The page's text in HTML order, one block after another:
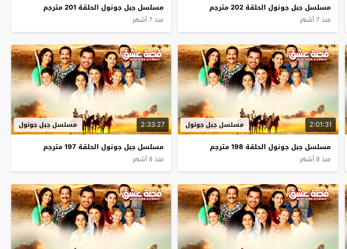
مسلسل جبل جونول الحلقة 202 مترجم
منذ 7 أشهر
مسلسل جبل جونول الحلقة 201 مترجم
منذ 7 أشهر
2:01:31 مسلسل جبل جونول
مسلسل جبل جونول الحلقة 198 مترجم
منذ 8 أشهر
2:33:27 مسلسل جبل جونول
مسلسل جبل جونول الحلقة 197 مترجم
منذ 8 أشهر